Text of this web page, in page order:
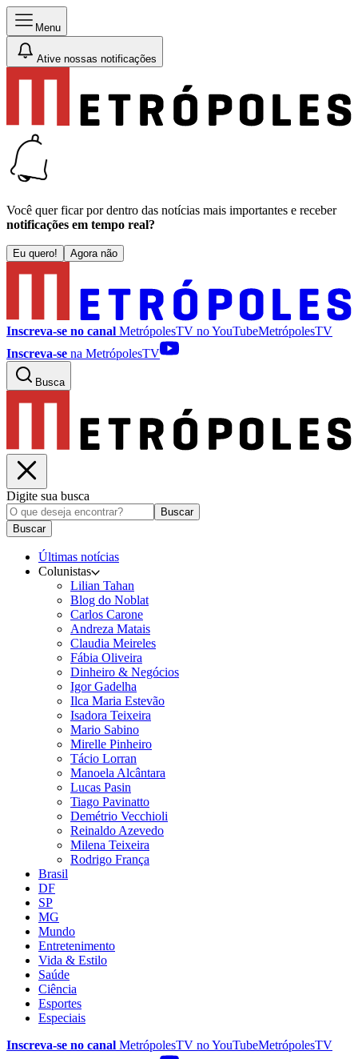
Menu
Ative nossas notificações
Você quer ficar por dentro das notícias mais importantes e receber
notificações em tempo real?
Eu quero! Agora não
Inscreva-se no canal MetrópolesTV noYouTubeMetrópolesTV
Inscreva-se na MetrópolesTV
Busca
Digite sua busca
Buscar
Buscar
Últimas notícias
Colunistas
Lilian Tahan
Blog do Noblat
Carlos Carone
Andreza Matais
Claudia Meireles
Fábia Oliveira
Dinheiro & Negócios
Igor Gadelha
Ilca Maria Estevão
Isadora Teixeira
Mario Sabino
Mirelle Pinheiro
Tácio Lorran
Manoela Alcântara
Lucas Pasin
Tiago Pavinatto
Demétrio Vecchioli
Reinaldo Azevedo
Milena Teixeira
Rodrigo França
Brasil
DF
SP
MG
Mundo
Entretenimento
Vida & Estilo
Saúde
Ciência
Esportes
Especiais
Inscreva-se no canal MetrópolesTV noYouTubeMetrópolesTV